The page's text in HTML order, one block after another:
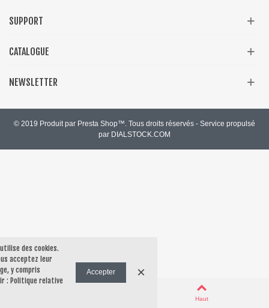
SUPPORT
CATALOGUE
NEWSLETTER
© 2019 Produit par Presta Shop™. Tous droits réservés - Service propulsé
par DIALSTOCK.COM
Haut
des cookies.
acceptez leur
y compris
: Politique relative
Accepter ×